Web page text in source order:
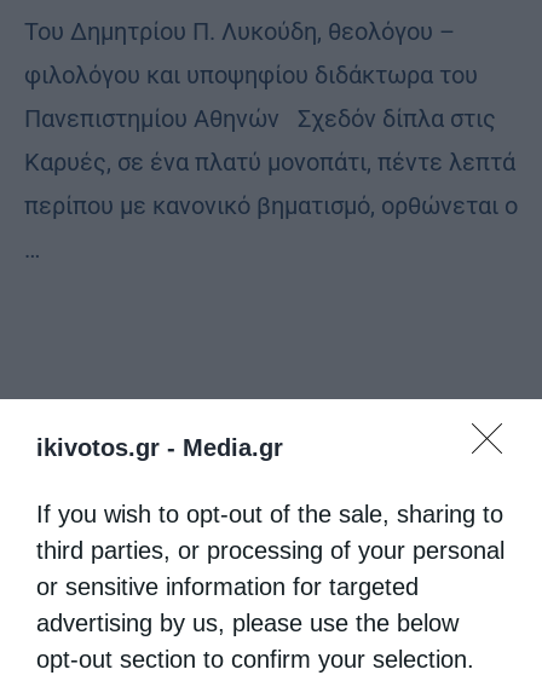
ikivotos.gr - Media.gr
If you wish to opt-out of the sale, sharing to
third parties, or processing of your personal
or sensitive information for targeted
advertising by us, please use the below
opt-out section to confirm your selection.
Του Δημητρίου Π. Λυκούδη, θεολόγου –
φιλολόγου και υποψηφίου διδάκτωρα του
Πανεπιστημίου Αθηνών Σχεδόν δίπλα στις
Καρυές, σε ένα πλατύ μονοπάτι, πέντε λεπτά
περίπου με κανονικό βηματισμό, ορθώνεται ο
…